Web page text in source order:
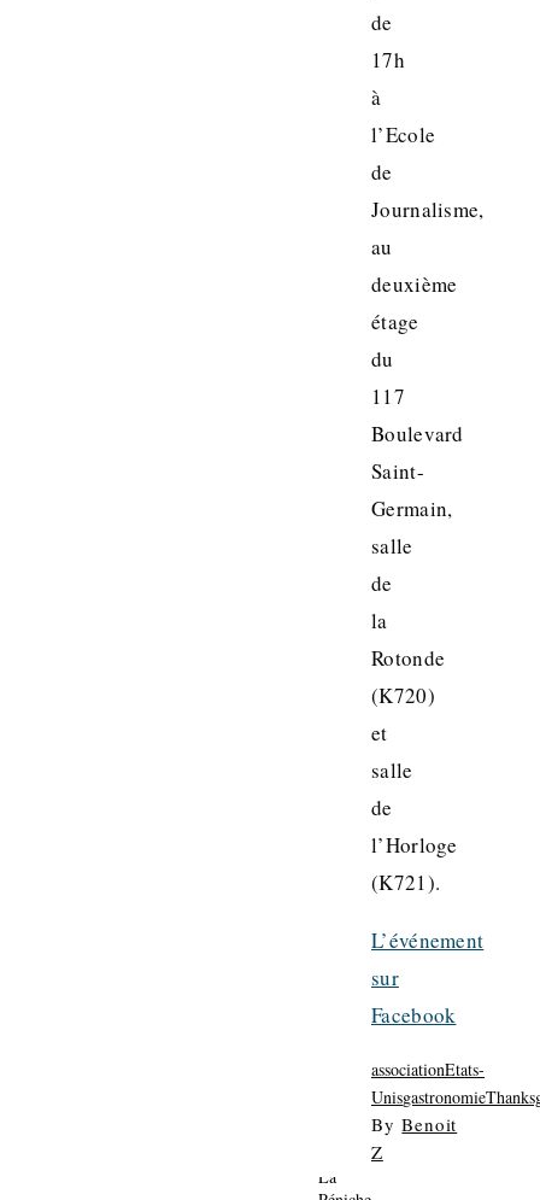
de
17h
à
l’Ecole
de
Journalisme,
au
deuxième
étage
du
117
Boulevard
Saint-
Germain,
salle
de
la
Rotonde
(K720)
et
salle
de
l’Horloge
(K721).
L’événement
sur
Facebook
associationEtats-
Unisgastronomie
ByBenoit
Z
La